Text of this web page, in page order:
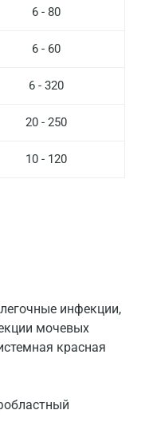
6 - 80
6 - 60
6 - 320
20 - 250
10 - 120
инфекции,
мочевых
красная